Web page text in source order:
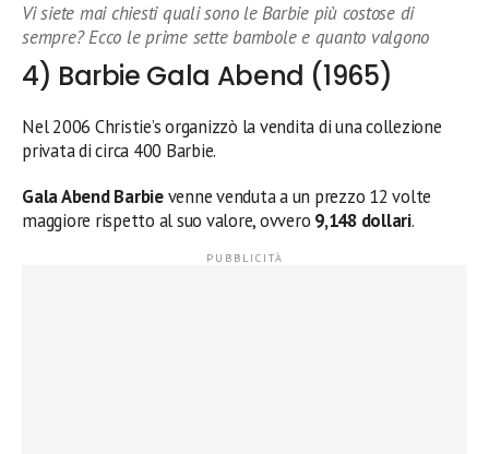
Vi siete mai chiesti quali sono le Barbie più costose di
sempre? Ecco le prime sette bambole e quanto valgono
4) Barbie Gala Abend (1965)
Nel 2006 Christie’s organizzò la vendita di una collezione
privata di circa 400 Barbie.
Gala Abend Barbievenne venduta a un prezzo 12 volte
maggiore rispetto al suo valore, ovvero 9,148 dollari.